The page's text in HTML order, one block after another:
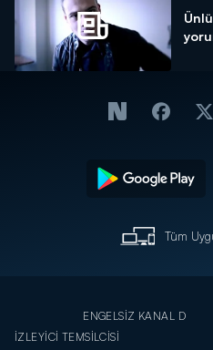
Tüm
ENGELSİZ KANAL D
İZLEYİCİ TEMSİLCİSİ